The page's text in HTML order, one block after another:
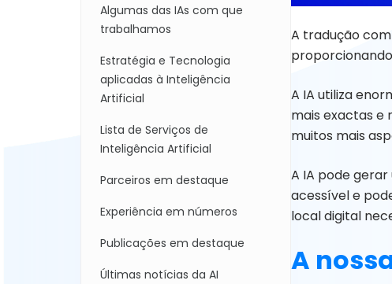
Algumas das IAs com que
trabalhamos
Estratégia e Tecnologia
aplicadas à Inteligência
Artificial
Lista de Serviços de
Inteligência Artificial
Parceiros em destaque
Experiência em números
Publicações em destaque
Últimas notícias da AI
A tradução
A IA utiliza
mais exactas e
muitos mais
A IA pode
acessível e
local digital
A